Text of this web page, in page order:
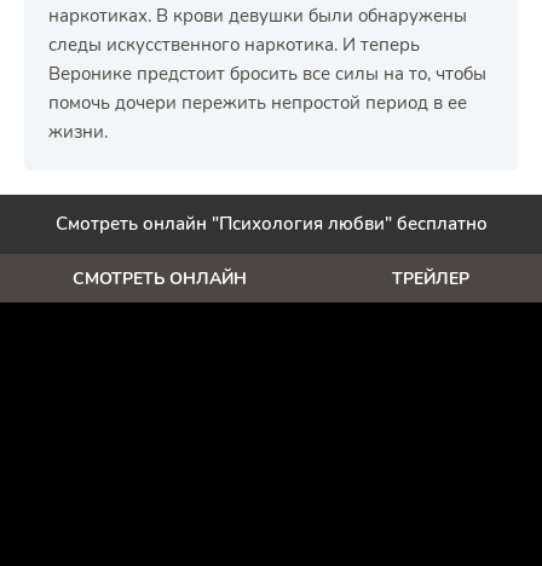
наркотиках. В крови девушки были обнаружены
следы искусственного наркотика. И теперь
Веронике предстоит бросить все силы на то, чтобы
помочь дочери пережить непростой период в ее
жизни.
Смотреть онлайн "Психология любви" бесплатно
СМОТРЕТЬ ОНЛАЙН ТРЕЙЛЕР